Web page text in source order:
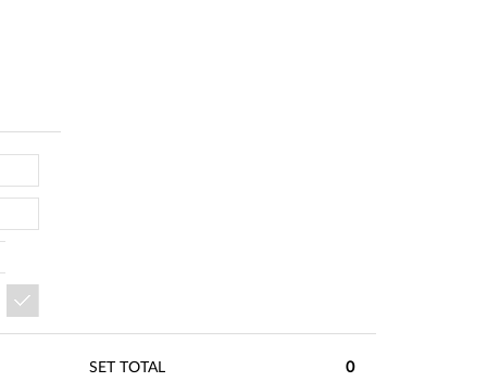
SET TOTAL 0